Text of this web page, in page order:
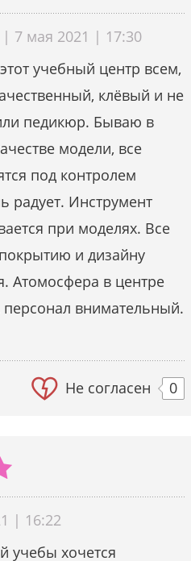
| 7 мая 2021 | 17:30
учебный центр всем,
клёвый и не
педикюр. Бываю в
модели, все
под контролем
радует. Инструмент
при моделях. Все
и дизайну
Атомосфера в центре
внимательный.
Не согласен 0
| 16:22
учебы хочется